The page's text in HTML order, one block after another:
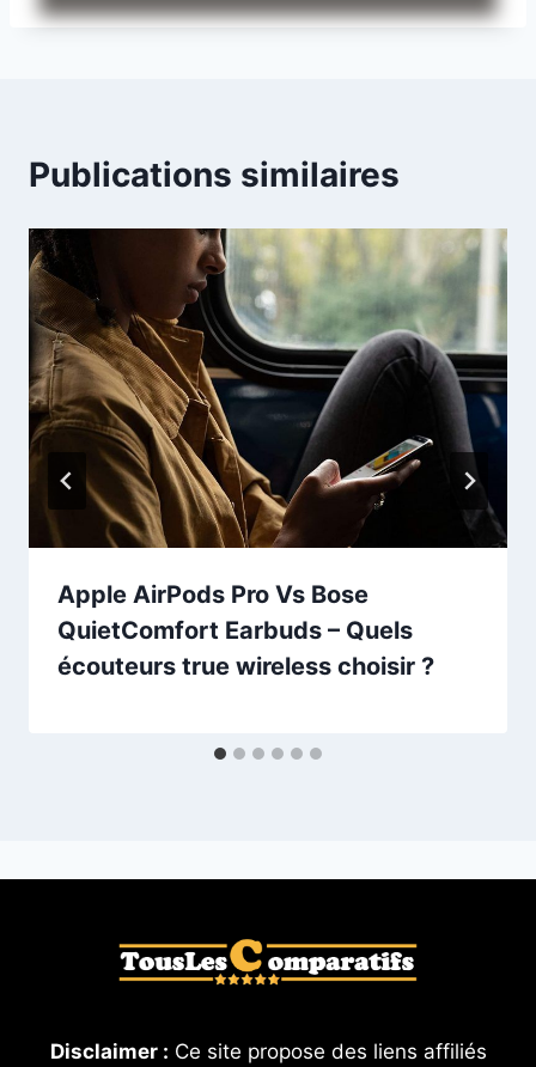
Publications similaires
Apple AirPods Pro Vs Bose
QuietComfort Earbuds – Quels
écouteurs true wireless choisir ?
Disclaimer : Ce site propose des liens affiliés